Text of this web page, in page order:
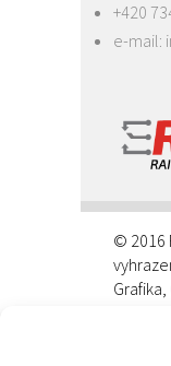
+420
e-mail:
© 2016
Grafika,